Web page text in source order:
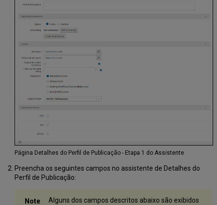
Página Detalhes do Perfil de Publicação - Etapa 1 do Assistente
Preencha os seguintes campos no assistente de Detalhes do
Perfil de Publicação:
Alguns dos campos descritos abaixo são exibidos